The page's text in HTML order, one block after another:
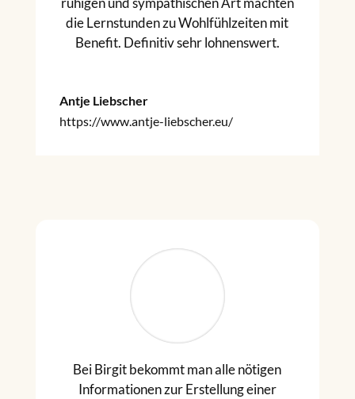
die Lernstunden zu Wohlfühlzeiten mit
Benefit. Definitiv sehr lohnenswert.
Antje Liebscher
https://www.antje-liebscher.eu/
Bei Birgit bekommt man alle nötigen
Informationen zur Erstellung einer